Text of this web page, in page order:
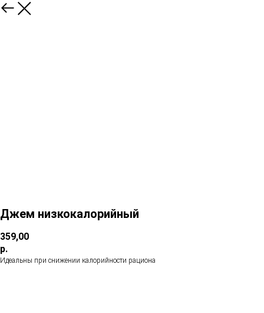
Джем низкокалорийный
359,00
р.
Идеальны при снижении калорийности рациона